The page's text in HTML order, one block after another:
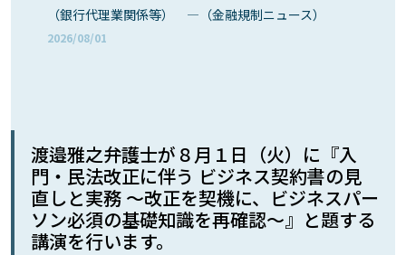
（銀行代理業関係等） ―（金融規制ニュース）
2026/08/01
渡邉雅之弁護士が８月１日（火）に『入
門・民法改正に伴う ビジネス契約書の見
直しと実務 〜改正を契機に、ビジネスパー
ソン必須の基礎知識を再確認〜』と題する
講演を行います。